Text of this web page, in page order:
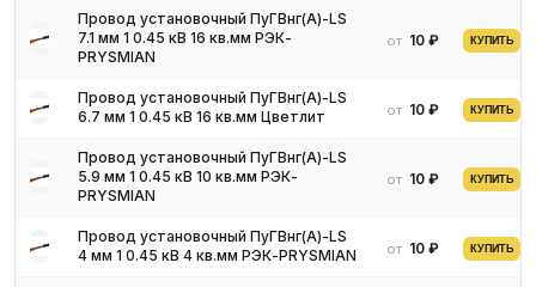
Отдельные виды установочных проводов выпускаются с
наружной оплеткой изготовленной из стальной оцинкованной
проволоки, что значительно повышает стойкость к
механическим воздействиям. Производство данной категории
электрической продукции регламентировано нормативами
Установочные провода изготавливаются:
одножильные;
двухжильные;
трехжильные;
Провод установочный ПуГВнг(А)-LS
7.1 мм 1 0.45 кВ 16 кв.мм РЭК-
PRYSMIAN
от 10 ₽ КУПИТЬ
Провод установочный ПуГВнг(А)-LS
6.7 мм 1 0.45 кВ 16 кв.мм Цветлит
от 10 ₽ КУПИТЬ
Провод установочный ПуГВнг(А)-LS
5.9 мм 1 0.45 кВ 10 кв.мм РЭК-
PRYSMIAN
от 10 ₽ КУПИТЬ
Провод установочный ПуГВнг(А)-LS
4 мм 1 0.45 кВ 4 кв.мм РЭК-PRYSMIAN
от 10 ₽ КУПИТЬ